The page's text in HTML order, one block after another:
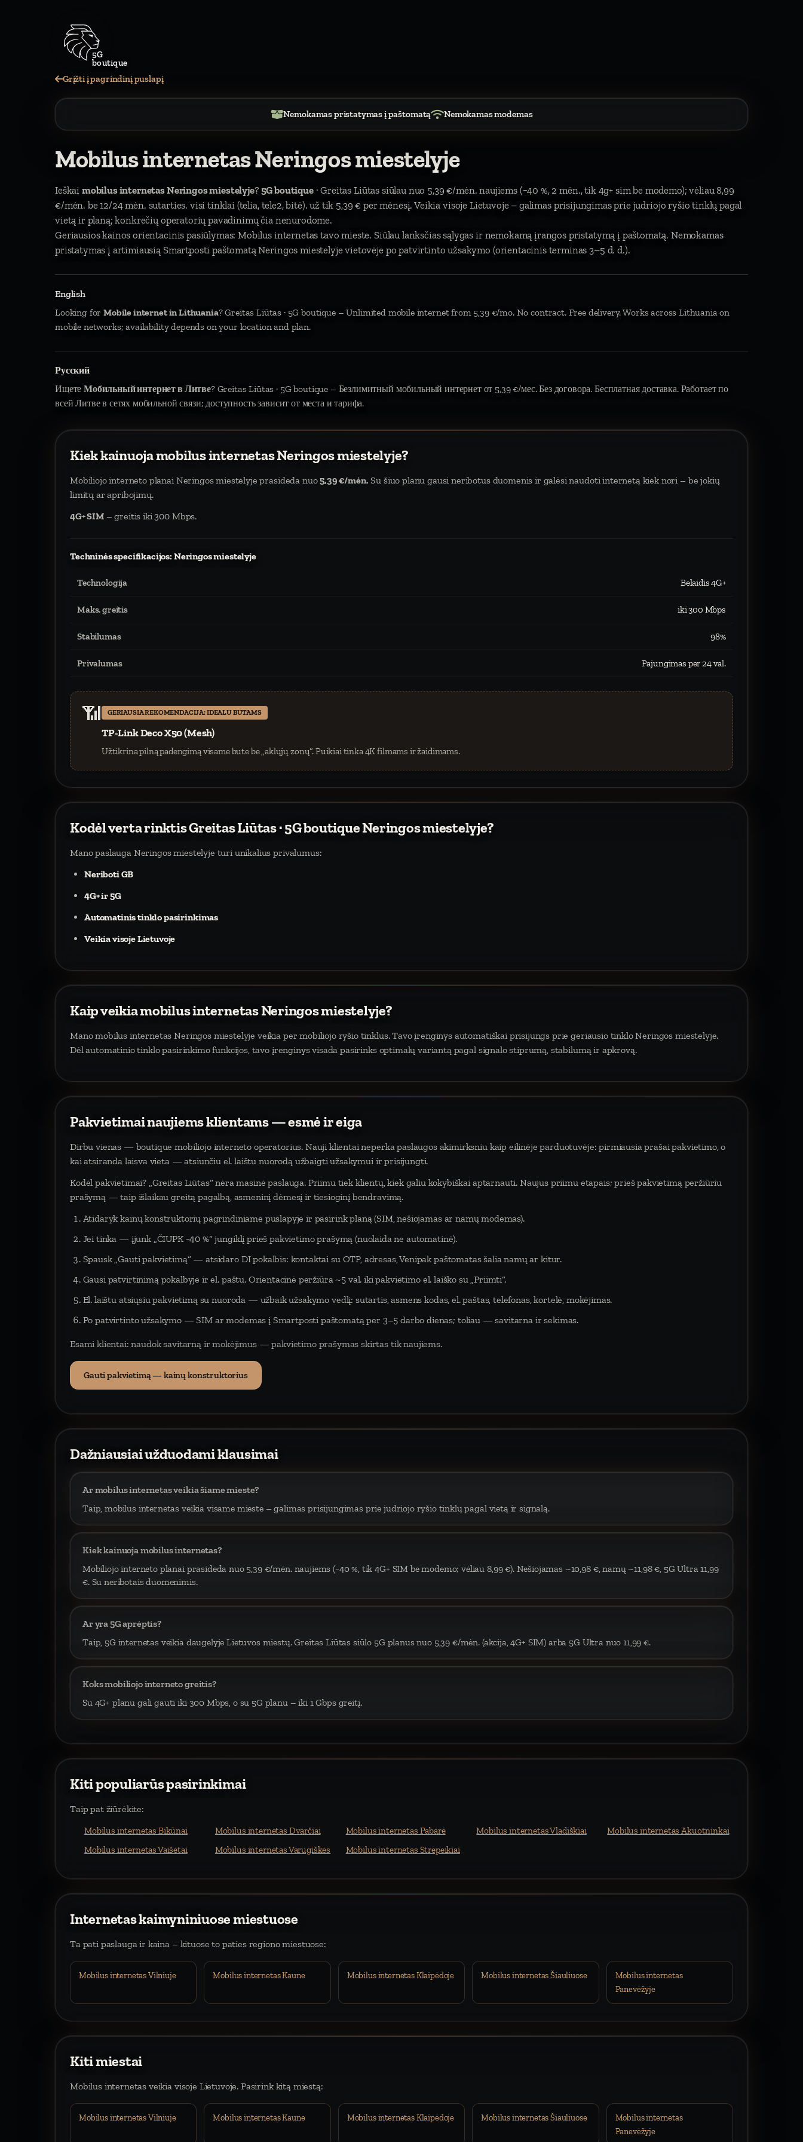
5G
boutique
Grįžti į pagrindinį puslapį
Nemokamas pristatymas į paštomatą Nemokamas modemas
Mobilus internetas Neringos miestelyje
Ieškai mobilus internetas Neringos miestelyje? 5G boutique· Greitas Liūtas siūlau nuo 5,39 €/mėn. naujiems (−40 %, 2 mėn., tik 4g+ sim be modemo); vėliau 8,99
€/mėn. be 12/24 mėn. sutarties. visi tinklai (telia, tele2, bitė). už tik 5,39 € per mėnesį. Veikia visoje Lietuvoje – galimas prisijungimas prie judriojo ryšio tinklų pagal
vietą ir planą; konkrečių operatorių pavadinimų čia nenurodome.
Geriausios kainos orientacinis pasiūlymas: Mobilus internetas tavo mieste. Siūlau lanksčias sąlygas ir nemokamą įrangos pristatymą į paštomatą. Nemokamas
pristatymas į artimiausią Smartposti paštomatą Neringos miestelyje vietovėje po patvirtinto užsakymo (orientacinis terminas 3–5 d. d.).
English
Looking forMobile internet in Lithuania? Greitas Liūtas · 5G boutique – Unlimited mobile internet from 5,39 €/mo. No contract. Free delivery. Works across Lithuania on
mobile networks; availability depends on your location and plan.
Русский
ИщетеМобильный интернет в Литве? Greitas Liūtas · 5G boutique – Безлимитный мобильный интернет от 5,39 €/мес. Без договора. Бесплатная доставка. Работает по
всей Литве в сетях мобильной связи; доступность зависит от места и тарифа.
Kiek kainuoja mobilus internetas Neringos miestelyje?
Mobiliojo interneto planai Neringos miestelyje prasideda nuo5,39 €/mėn. Su šiuo planu gausi neribotus duomenis ir galėsi naudoti internetą kiek nori – be jokių
limitų ar apribojimų.
4G+ SIM– greitis iki 300 Mbps.
Techninės specifikacijos: Neringos miestelyje
Technologija Belaidis 4G+
Maks. greitis iki 300 Mbps
Stabilumas 98%
Privalumas Pajungimas per 24 val.
📶 GERIAUSIA REKOMENDACIJA: IDEALU BUTAMS
TP-Link Deco X50 (Mesh)
Užtikrina pilną padengimą visame bute be „aklųjų zonų“. Puikiai tinka 4K filmams ir žaidimams.
Kodėl verta rinktis Greitas Liūtas · 5G boutique Neringos miestelyje?
Mano paslauga Neringos miestelyje turi unikalius privalumus:
Neriboti GB
4G+ ir 5G
Automatinis tinklo pasirinkimas
Veikia visoje Lietuvoje
Kaip veikia mobilus internetas Neringos miestelyje?
Mano mobilus internetas Neringos miestelyje veikia per mobiliojo ryšio tinklus. Tavo įrenginys automatiškai prisijungs prie geriausio tinklo Neringos miestelyje.
Dėl automatinio tinklo pasirinkimo funkcijos, tavo įrenginys visada pasirinks optimalų variantą pagal signalo stiprumą, stabilumą ir apkrovą.
Pakvietimai naujiems klientams — esmė ir eiga
Dirbu vienas — boutique mobiliojo interneto operatorius. Nauji klientai neperka paslaugos akimirksniu kaip eilinėje parduotuvėje: pirmiausia prašai pakvietimo, o
kai atsiranda laisva vieta — atsiunčiu el. laištu nuorodą užbaigti užsakymui ir prisijungti.
Kodėl pakvietimai? „Greitas Liūtas“ nėra masinė paslauga. Priimu tiek klientų, kiek galiu kokybiškai aptarnauti. Naujus priimu etapais; prieš pakvietimą peržiūriu
prašymą — taip išlaikau greitą pagalbą, asmeninį dėmesį ir tiesioginį bendravimą.
Atidaryk kainų konstruktorių pagrindiniame puslapyje ir pasirink planą (SIM, nešiojamas ar namų modemas).
Jei tinka — įjunk „ČIUPK −40 %“ jungiklį prieš pakvietimo prašymą (nuolaida ne automatinė).
Spausk „Gauti pakvietimą“ — atsidaro DI pokalbis: kontaktai su OTP, adresas, Venipak paštomatas šalia namų ar kitur.
Gausi patvirtinimą pokalbyje ir el. paštu. Orientacinė peržiūra ~5 val. iki pakvietimo el. laiško su „Priimti“.
El. laištu atsiųsiu pakvietimą su nuoroda — užbaik užsakymo vedlį: sutartis, asmens kodas, el. paštas, telefonas, kortelė, mokėjimas.
Po patvirtinto užsakymo — SIM ar modemas į Smartposti paštomatą per 3–5 darbo dienas; toliau — savitarna ir sekimas.
Esami klientai: naudok savitarną ir mokėjimus — pakvietimo prašymas skirtas tik naujiems.
Gauti pakvietimą — kainų konstruktorius
Dažniausiai užduodami klausimai
Ar mobilus internetas veikia šiame mieste?
Taip, mobilus internetas veikia visame mieste – galimas prisijungimas prie judriojo ryšio tinklų pagal vietą ir signalą.
Kiek kainuoja mobilus internetas?
Mobiliojo interneto planai prasideda nuo 5,39 €/mėn. naujiems (−40 %, tik 4G+ SIM be modemo; vėliau 8,99 €). Nešiojamas ~10,98 €, namų ~11,98 €, 5G Ultra 11,99
€. Su neribotais duomenimis.
Ar yra 5G aprėptis?
Taip, 5G internetas veikia daugelyje Lietuvos miestų. Greitas Liūtas siūlo 5G planus nuo 5,39 €/mėn. (akcija, 4G+ SIM) arba 5G Ultra nuo 11,99 €.
Koks mobiliojo interneto greitis?
Su 4G+ planu gali gauti iki 300 Mbps, o su 5G planu – iki 1 Gbps greitį.
Kiti populiarūs pasirinkimai
Taip pat žiūrėkite:
Mobilus internetas Bikūnai Mobilus internetas Dvarčiai Mobilus internetas Pabarė Mobilus internetas Vladiškiai
Mobilus internetas Akuotninkai
Mobilus internetas Vaišėtai
Mobilus internetas Varugiškės Mobilus internetas Strepeikiai
Internetas kaimyniniuose miestuose
Ta pati paslauga ir kaina – kituose to paties regiono miestuose:
Mobilus internetas Vilniuje Mobilus internetas Kaune Mobilus internetas Klaipėdoje Mobilus internetas Šiauliuose
Mobilus internetas
Panevėžyje
Kiti miestai
Mobilus internetas veikia visoje Lietuvoje. Pasirink kitą miestą:
Mobilus internetas Vilniuje Mobilus internetas Kaune Mobilus internetas Klaipėdoje Mobilus internetas Šiauliuose
Mobilus internetas
Panevėžyje